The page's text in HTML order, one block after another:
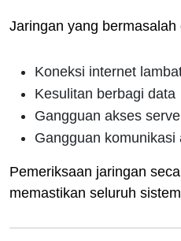
Jaringan yang
Koneksi internet
Kesulitan berbagi data
Gangguan akses
Gangguan komunikasi
Pemeriksaan jaringan
memastikan seluruh